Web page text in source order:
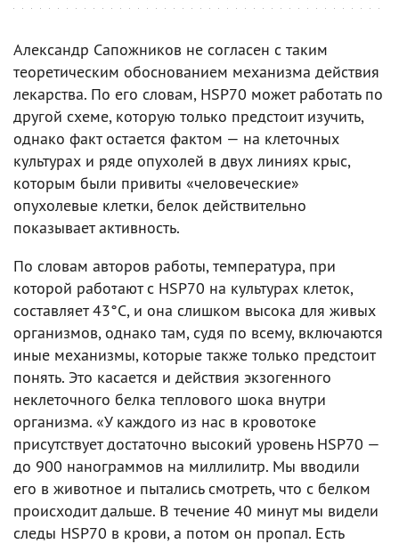
Александр Сапожников не согласен с таким
теоретическим обоснованием механизма действия
лекарства. По его словам, HSP70 может работать по
другой схеме, которую только предстоит изучить,
однако факт остается фактом — на клеточных
культурах и ряде опухолей в двух линиях крыс,
которым были привиты «человеческие»
опухолевые клетки, белок действительно
показывает активность.
По словам авторов работы, температура, при
которой работают с HSP70 на культурах клеток,
составляет 43°C, и она слишком высока для живых
организмов, однако там, судя по всему, включаются
иные механизмы, которые также только предстоит
понять. Это касается и действия экзогенного
неклеточного белка теплового шока внутри
организма. «У каждого из нас в кровотоке
присутствует достаточно высокий уровень HSP70 —
до 900 нанограммов на миллилитр. Мы вводили
его в животное и пытались смотреть, что с белком
происходит дальше. В течение 40 минут мы видели
следы HSP70 в крови, а потом он пропал. Есть